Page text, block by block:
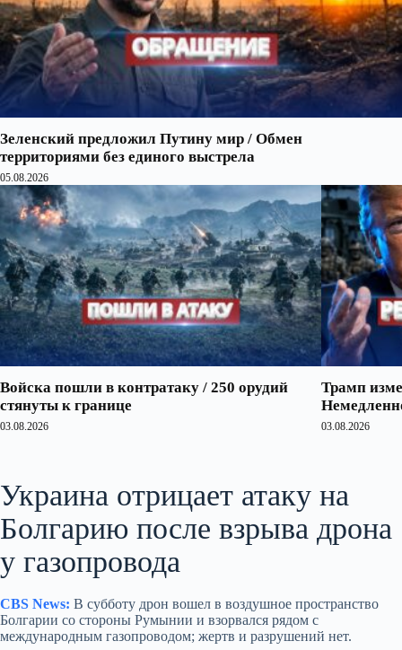
Зеленский предложил Путину мир / Обмен
территориями без единого выстрела
05.08.2026
Войска пошли в контратаку / 250 орудий
стянуты к границе
03.08.2026
Трамп
03.08.2026
Украина отрицает атаку на
Болгарию после взрыва дрона
у газопровода
CBS News: В субботу дрон вошел в воздушное пространство
Болгарии со стороны Румынии и взорвался рядом с
международным газопроводом; жертв и разрушений нет.